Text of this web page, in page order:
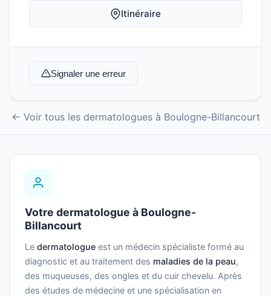
Itinéraire
Signaler une erreur
← Voir tous les dermatologues à Boulogne-Billancourt
Votre dermatologue à Boulogne-
Billancourt
Le dermatologue est un médecin spécialiste formé au
diagnostic et au traitement des maladies de la peau,
des muqueuses, des ongles et du cuir chevelu. Après
des études de médecine et une spécialisation en